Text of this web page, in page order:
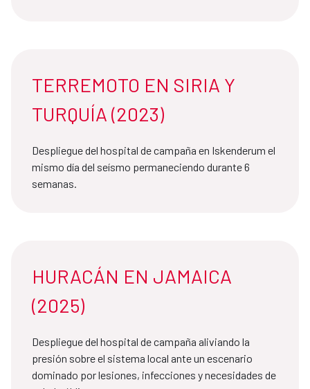
TERREMOTO EN SIRIA Y
TURQUÍA (2023)
Despliegue del hospital de campaña en Iskenderum el
mismo día del seísmo permaneciendo durante 6
semanas.
HURACÁN EN JAMAICA
(2025)
Despliegue del hospital de campaña aliviando la
presión sobre el sistema local ante un escenario
dominado por lesiones, infecciones y necesidades de